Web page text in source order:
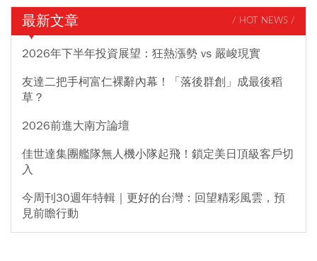
最新文章 / HOT NEWS /
2026年下半年投資展望：狂熱漲勢 vs 嚴峻現實
友達二把手柯富仁裸辭內幕！「落後群創」成最後稻
草？
2026前進大南方論壇
佳世達集團艦隊無人機小隊起飛！鎖定美日頂級客戶切
入
今周刊30週年特輯｜更好的台灣：回望精彩風雲，預
見前瞻行動